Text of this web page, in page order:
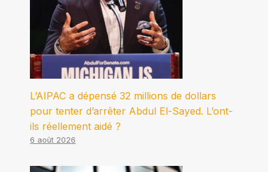
L’AIPAC a dépensé 32 millions de dollars
pour tenter d’arrêter Abdul El-Sayed. L’ont-
ils réellement aidé ?
6 août 2026